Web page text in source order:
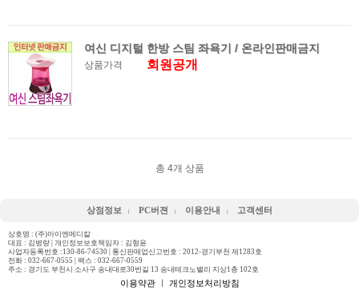
여신 디지털 한방 스팀 좌욕기 / 온라인판매금지
상품가격 회원공개
총 4개 상품
상점정보 PC버젼 이용안내 고객센터
상호명 : (주)아이엔메디칼
대표 : 김병량 | 개인정보보호책임자 : 김형윤
사업자등록번호 :130-86-74530 | 통신판매업신고번호 : 2012-경기부천 제1283호
전화 : 032-667-0555 | 팩스 : 032-667-0559
주소 : 경기도 부천시 소사구 송내대로30번길 13 송내테크노밸리 지상1층 102호
이용약관ㅣ 개인정보처리방침